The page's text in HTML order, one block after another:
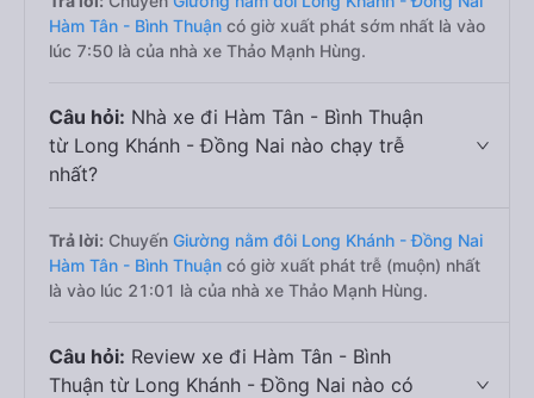
Hàm Tân - Bình Thuận có giờ xuất phát sớm nhất là vào
lúc 7:50 là của nhà xe Thảo Mạnh Hùng.
Câu hỏi: Nhà xe đi Hàm Tân - Bình Thuận
từ Long Khánh - Đồng Nai nào chạy trễ
nhất?
Trả lời: Chuyến Giường nằm đôi Long Khánh - Đồng Nai
Hàm Tân - Bình Thuận có giờ xuất phát trễ (muộn) nhất
là vào lúc 21:01 là của nhà xe Thảo Mạnh Hùng.
Câu hỏi: Review xe đi Hàm Tân - Bình
Thuận từ Long Khánh - Đồng Nai nào có